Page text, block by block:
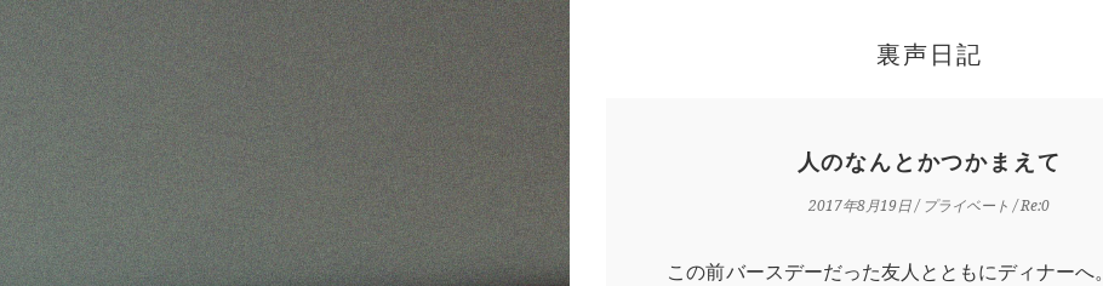
裏声日記
人のなんとかつかまえて
2017年8月19日/ プライベート / Re:0
この前バースデーだった友人とともにディナーへ。